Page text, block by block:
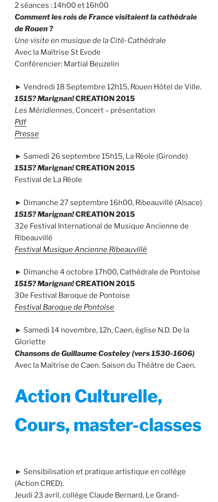
2 séances : 14h00 et 16h00
Comment les rois de France visitaient la cathédrale
de Rouen ?
Une visite en musique de la Cité-Cathédrale
Avec la Maîtrise St Evode
Conférencier: Martial Beuzelin
► Vendredi 18 Septembre 12h15, Rouen Hôtel de Ville.
1515? Marignan!CREATION 2015
Les Méridiennes, Concert – présentation
Pdf
Presse
► Samedi 26 septembre 15h15, La Réole (Gironde)
1515? Marignan!CREATION 2015
Festival de La Réole
► Dimanche 27 septembre 16h00, Ribeauvillé (Alsace)
1515? Marignan!CREATION 2015
32e Festival International de Musique Ancienne de
Ribeauvillé
Festival Musique Ancienne Ribeauvillé
► Dimanche 4 octobre 17h00, Cathédrale de Pontoise
1515? Marignan!CREATION 2015
30e Festival Baroque de Pontoise
Festival Baroque de Pontoise
► Samedi 14 novembre, 12h, Caen, église N.D. De la
Gloriette
Chansons de Guillaume Costeley (vers 1530-1606)
Avec la Maîtrise de Caen. Saison du Théâtre de Caen.
Action Culturelle,
Cours, master-classes
► Sensibilisation et pratique artistique en collège
(Action CRED).
Jeudi 23 avril, collège Claude Bernard, Le Grand-